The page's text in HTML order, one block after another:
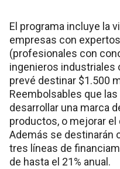
El programa incluye la
empresas con
(profesionales con
ingenieros industriales
prevé destinar $1.500
Reembolsables que
desarrollar una marca
productos, o mejorar
Además se destinarán
tres líneas de
de hasta el 21% anual.